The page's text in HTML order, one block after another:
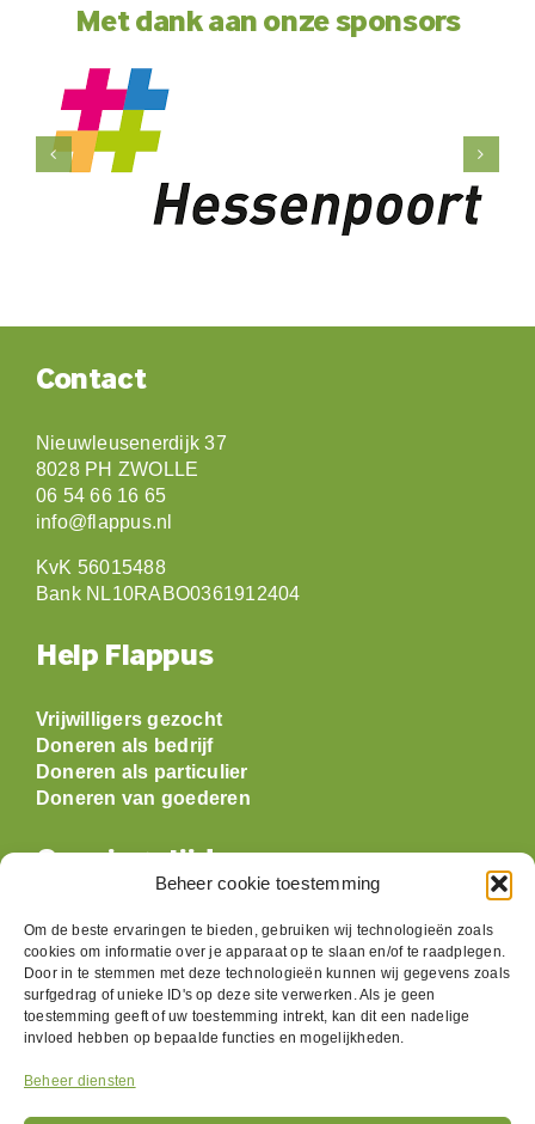
Beheer cookie toestemming
Om de beste ervaringen te bieden, gebruiken wij technologieën zoals
cookies om informatie over je apparaat op te slaan en/of te raadplegen.
Door in te stemmen met deze technologieën kunnen wij gegevens zoals
surfgedrag of unieke ID's op deze site verwerken. Als je geen
toestemming geeft of uw toestemming intrekt, kan dit een nadelige
invloed hebben op bepaalde functies en mogelijkheden.
Beheer diensten
Met dank aan onze sponsors
Contact
Nieuwleusenerdijk 37
8028 PH ZWOLLE
06 54 66 16 65
info@flappus.nl
KvK 56015488
Bank NL10RABO0361912404
Help Flappus
Vrijwilligers gezocht
Doneren als bedrijf
Doneren als particulier
Doneren van goederen
Openingstijden
Maandag: gesloten
Dinsdag:09:30 t/m 17:00
Woensdag:09:30 t/m 17:00
Donderdag:09:30 t/m 17:00
Vrijdag:09:30 t/m 17:00
Zondag: gesloten